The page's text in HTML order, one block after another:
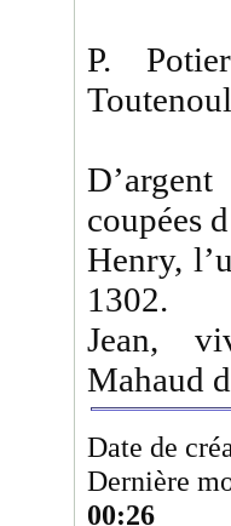
P.
coupées
Henry,
1302.
Jean,
Mahaud
Date de
Dernière
00:26